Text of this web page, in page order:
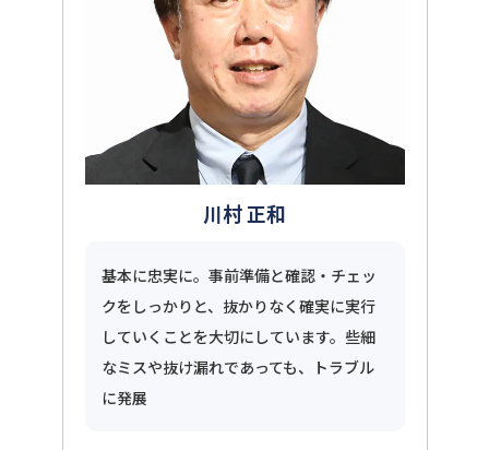
川村 正和
基本に忠実に。事前準備と確認・チェッ
クをしっかりと、抜かりなく確実に実行
していくことを大切にしています。些細
なミスや抜け漏れであっても、トラブル
に発展